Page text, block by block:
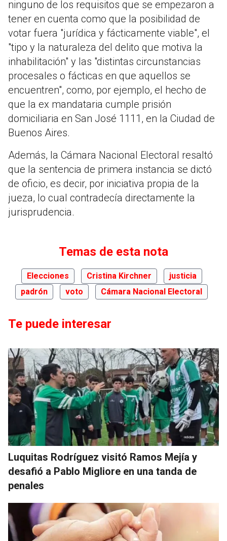
ninguno de los requisitos que se empezaron a
tener en cuenta como que la posibilidad de
votar fuera "jurídica y fácticamente viable", el
"tipo y la naturaleza del delito que motiva la
inhabilitación" y las "distintas circunstancias
procesales o fácticas en que aquellos se
encuentren", como, por ejemplo, el hecho de
que la ex mandataria cumple prisión
domiciliaria en San José 1111, en la Ciudad de
Buenos Aires.
Además, la Cámara Nacional Electoral resaltó
que la sentencia de primera instancia se dictó
de oficio, es decir, por iniciativa propia de la
jueza, lo cual contradecía directamente la
jurisprudencia.
Temas de esta nota
Elecciones Cristina Kirchner
justicia
padrón
voto Cámara Nacional Electoral
Te puede interesar
Luquitas Rodríguez visitó Ramos Mejía y
desafió a Pablo Migliore en una tanda de
penales